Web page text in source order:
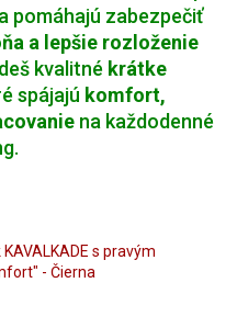
pomáhajú zabezpečiť
a lepšie rozloženie
kvalitné krátke
spájajú komfort,
na každodenné
s pravým
- Čierna